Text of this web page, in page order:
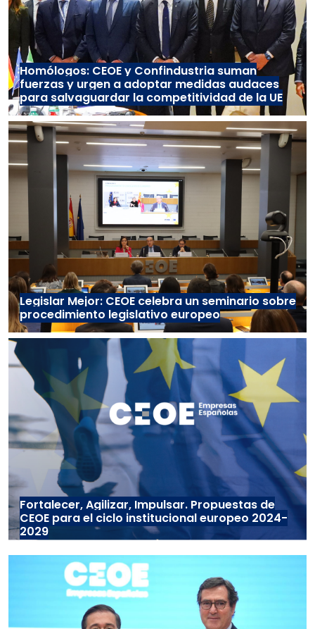
Homólogos: CEOE y Confindustria suman
fuerzas y urgen a adoptar medidas audaces
para salvaguardar la competitividad de la UE
Legislar Mejor: CEOE celebra un seminario sobre
procedimiento legislativo europeo
Fortalecer, Agilizar, Impulsar. Propuestas de
CEOE para el ciclo institucional europeo 2024-
2029